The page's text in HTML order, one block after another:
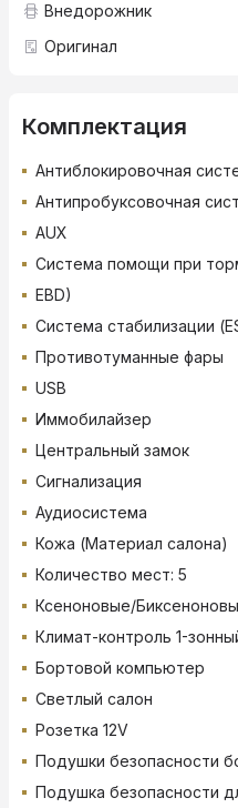
Внедорожник
Оригинал
Комплектация
Антиблокировочная
Антипробуксовочная
AUX
Система помощи при
EBD)
Система стабилизации
Противотуманные фары
USB
Иммобилайзер
Центральный замок
Сигнализация
Аудиосистема
Кожа (Материал салона)
Количество мест: 5
Ксеноновые/
Климат-контроль 1-
Бортовой компьютер
Светлый салон
Розетка 12V
Подушки безопасности
Подушка безопасности